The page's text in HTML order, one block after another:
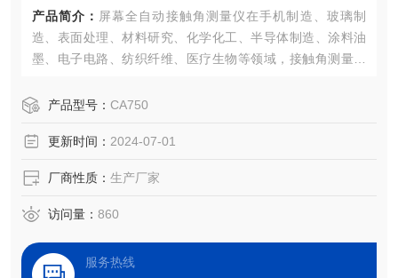
产品简介： 屏幕全自动接触角测量仪在手机制造、玻璃制
造、表面处理、材料研究、化学化工、半导体制造、涂料油
墨、电子电路、纺织纤维、医疗生物等领域，接触角测量已
产品型号： CA750
更新时间： 2024-07-01
厂商性质： 生产厂家
访问量： 860
服务热线